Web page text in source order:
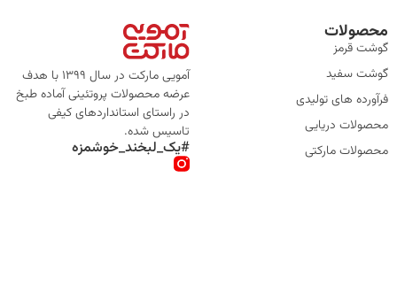
محصولات
گوشت قرمز
گوشت سفید
فرآورده های تولیدی
محصولات دریایی
محصولات مارکتی
آمویی مارکت در سال 1399 با هدف
عرضه محصولات پروتئینی آماده طبخ
در راستای استانداردهای کیفی
تاسیس شده.
#یک_لبخند_خوشمزه